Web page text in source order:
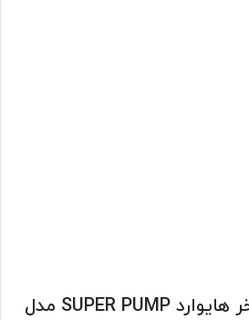
پمپ تصفیه استخر هایوارد SUPER PUMP مدل